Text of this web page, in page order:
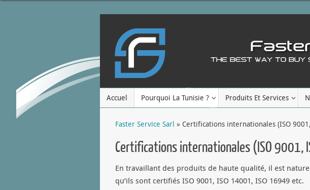
Accuel Pourquoi La Tunisie ? Produits Et Services
Faster Service Sarl » Certifications internationales (ISO
Certifications internationales (ISO 9001,
En travaillant des produits de haute qualité, il est
qu’ils sont certifiés ISO 9001, ISO 14001, ISO 16949 etc.